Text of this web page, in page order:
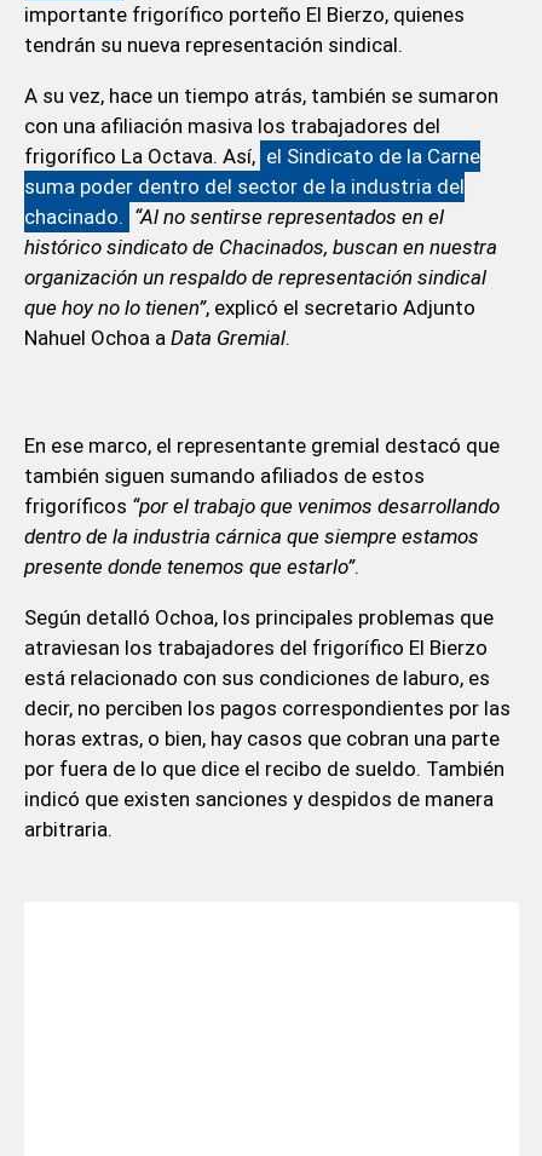
importante frigorífico porteño El Bierzo, quienes
tendrán su nueva representación sindical.
A su vez, hace un tiempo atrás, también se sumaron
con una afiliación masiva los trabajadores del
frigorífico La Octava. Así, el Sindicato de la Carne
suma poder dentro del sector de la industria del
chacinado. “Al no sentirse representados en el
histórico sindicato de Chacinados, buscan en nuestra
organización un respaldo de representación sindical
que hoy no lo tienen”, explicó el secretario Adjunto
Nahuel Ochoa a Data Gremial.
En ese marco, el representante gremial destacó que
también siguen sumando afiliados de estos
frigoríficos “por el trabajo que venimos desarrollando
dentro de la industria cárnica que siempre estamos
presente donde tenemos que estarlo”.
Según detalló Ochoa, los principales problemas que
atraviesan los trabajadores del frigorífico El Bierzo
está relacionado con sus condiciones de laburo, es
decir, no perciben los pagos correspondientes por las
horas extras, o bien, hay casos que cobran una parte
por fuera de lo que dice el recibo de sueldo. También
indicó que existen sanciones y despidos de manera
arbitraria.